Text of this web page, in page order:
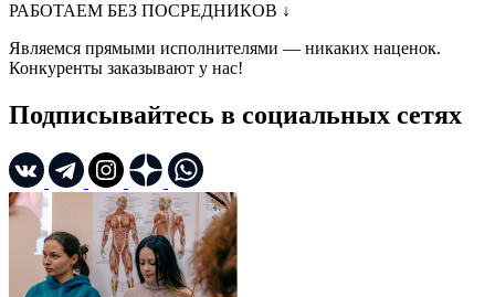
РАБОТАЕМ БЕЗ ПОСРЕДНИКОВ ↓
Являемся прямыми исполнителями — никаких наценок.
Конкуренты заказывают у нас!
Подписывайтесь в социальных сетях